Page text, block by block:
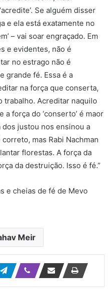
Se alguém disser
e ela está exatamente no
– vai soar engraçado. Em
e evidentes, não é
no estrago não é
grande fé. Essa é a
na força que conserta,
trabalho. Acreditar naquilo
a força do ‘conserto’ é maor
justou nos ensinou a
mas Rabi Nachman
florestas. A força da
da destruição. Isso é fé.”
e cheias de fé de Mevo
Meir